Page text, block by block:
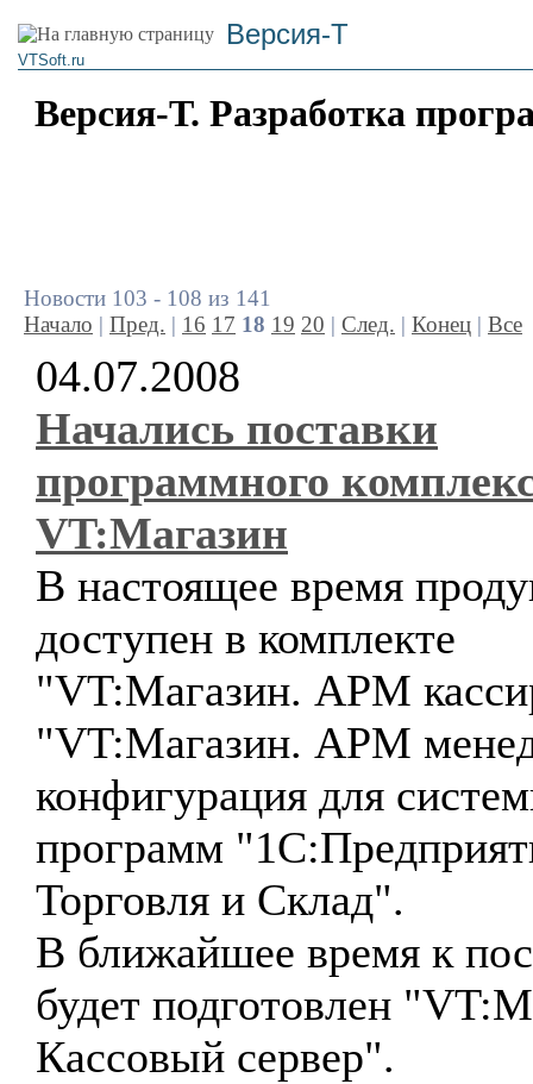
Версия-Т
VTSoft.ru
Версия-Т. Разработка
Новости 103 - 108 из 141
Начало | Пред. | 16 17 18 19 20 | След. | Конец | Все
04.07.2008
Начались поставки
программного
VT:Магазин
В настоящее время
доступен в комплекте
"VT:Магазин. АРМ
"VT:Магазин. АРМ
конфигурация для
программ
Торговля и Склад".
В ближайшее время к
будет подготовлен
Кассовый сервер".